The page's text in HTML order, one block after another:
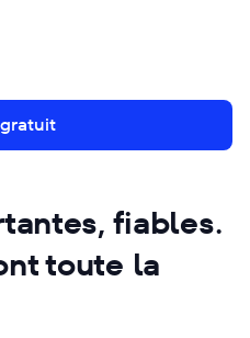
fiables.
toute la